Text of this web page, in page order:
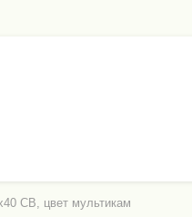
CB, цвет мультикам